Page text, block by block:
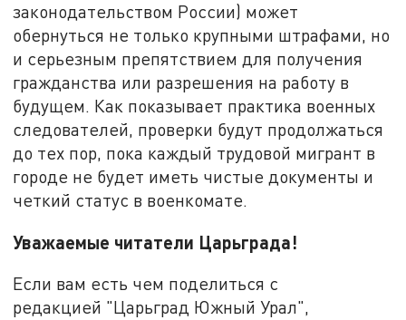
законодательством России) может
обернуться не только крупными штрафами, но
и серьезным препятствием для получения
гражданства или разрешения на работу в
будущем. Как показывает практика военных
следователей, проверки будут продолжаться
до тех пор, пока каждый трудовой мигрант в
городе не будет иметь чистые документы и
четкий статус в военкомате.
Уважаемые читатели Царьграда!
Если вам есть чем поделиться с
редакцией "Царьград Южный Урал",